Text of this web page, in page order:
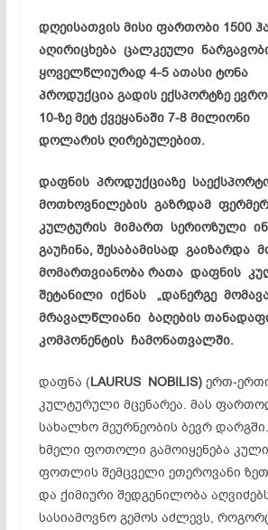
დღეისათვის მისი ფართობი 1500
აღირიცხება ცალკეული
ყოველწლიურად 4-5 ათასი ტონა
პროდუქცია გადის ექსპორტზე
10-ზე მეტ ქვეყანაში 7-8 მილიონი
დოლარის ღირებულებით.
დაფნის პროდუქციაზე
მოთხოვნილების გაზრდამ
კულტურის მიმართ სერიოზული
გაუჩინა, შესაბამისად გაიზარდა
მომართვიანობა რათა დაფნის
შეტანილი იქნას „დანერგე
მრავალწლიანი ბაღების
კომპონენტის ჩამონათვალში.
დაფნა (LAURUS NOBILIS)ერთ-
კულტურული მცენარეა. მას
სახალხო მეურნეობის ბევრ
ხმელი ფოთოლი გამოიყენება
ფოთლის შემცველი ეთეროვანი
და ქიმიური შედგენილობა
სასიამოვნო გემოს აძლევს,